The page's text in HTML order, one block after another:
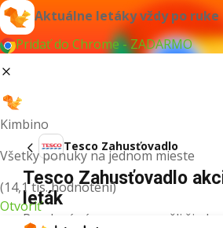
Aktuálne letáky vždy po ruke
Pridať do Chrome - ZADARMO
Kimbino
Všetky ponuky na jednom mieste
(14,1 tis. hodnotení)
Otvoriť
Tesco Zahusťovadlo
Tesco Zahusťovadlo
leták
Pre daný výraz sme nenašli žiadne